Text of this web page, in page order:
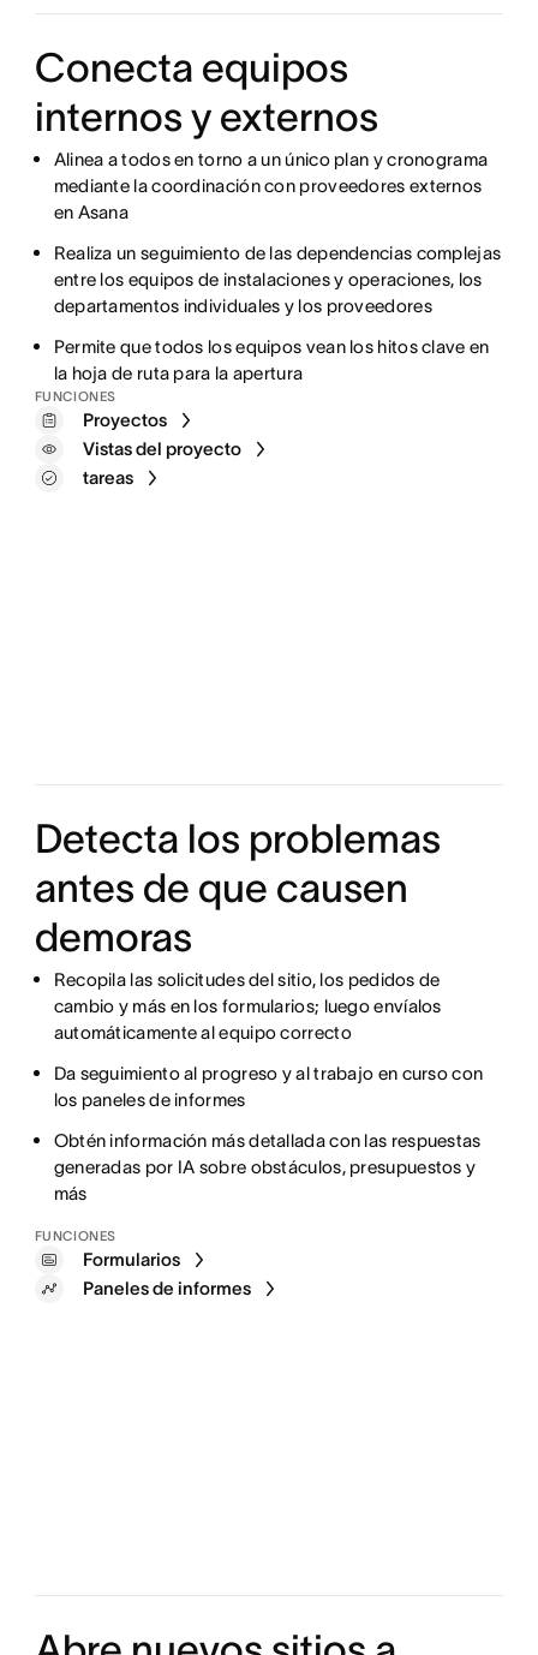
Conecta equipos
internos y externos
Alinea a todos en torno a un único plan y cronograma
mediante la coordinación con proveedores externos
en Asana
Realiza un seguimiento de las dependencias complejas
entre los equipos de instalaciones y operaciones, los
departamentos individuales y los proveedores
Permite que todos los equipos vean los hitos clave en
la hoja de ruta para la apertura
FUNCIONES
Proyectos
Vistas del proyecto
tareas
Detecta los problemas
antes de que causen
demoras
Recopila las solicitudes del sitio, los pedidos de
cambio y más en los formularios; luego envíalos
automáticamente al equipo correcto
Da seguimiento al progreso y al trabajo en curso con
los paneles de informes
Obtén información más detallada con las respuestas
generadas por IA sobre obstáculos, presupuestos y
más
FUNCIONES
Formularios
Paneles de informes